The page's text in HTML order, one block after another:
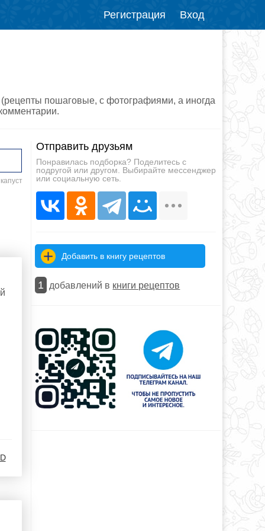
Регистрация Вход
пошаговые, с фотографиями, а иногда
Отправить друзьям
Понравилась подборка? Поделитесь с
подругой или другом. Выбирайте мессенджер
или социальную сеть.
Добавить в книгу рецептов
1 добавлений в книги рецептов